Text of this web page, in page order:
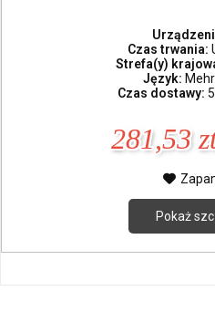
Czas trwania:
Strefa(y)
Język:
Czas dostawy:
281,53
Pokaż